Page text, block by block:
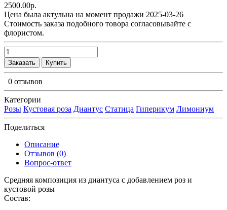
2500.00р.
Цена была актульна на момент продажи 2025-03-26
Cтоимость заказа подобного товора согласовывайте с
флористом.
Заказать Купить
0 отзывов
Категории
Розы Кустовая роза Диантус Статица Гиперикум Лимониум
Поделиться
Описание
Отзывов (0)
Вопрос-ответ
Средняя композиция из диантуса c добавлением роз и
кустовой розы
Состав: